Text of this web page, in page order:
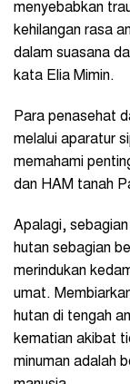
menyebabkan
kehilangan rasa
dalam suasana
kata Elia Mimin.
Para penasehat
melalui aparatur
memahami
dan HAM tanah
Apalagi,
hutan sebagian
merindukan
umat.
hutan di tengah
kematian akibat
minuman adalah